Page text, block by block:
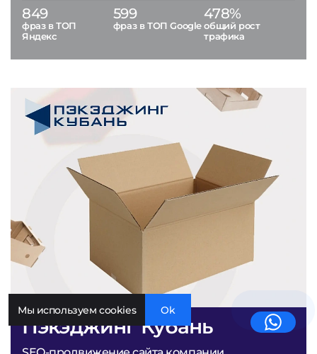
Пэкэджинг Кубань
849
фраз в ТОП
Яндекс
599
фраз в ТОП Google
478%
общий рост
трафика
Мы используем cookies Ok